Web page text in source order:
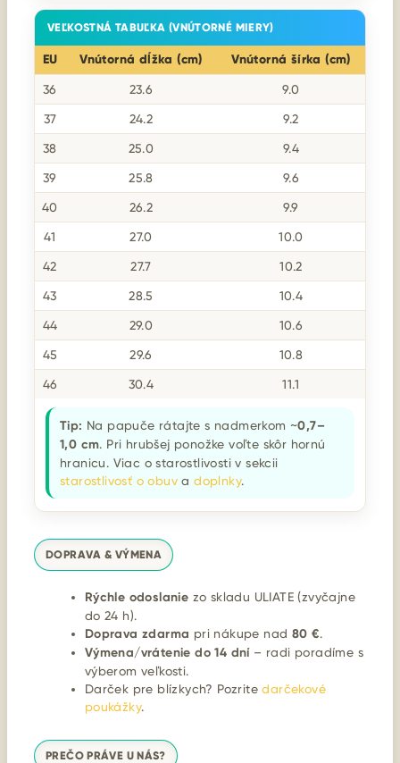
VEĽKOSTNÁ TABUĽKA (VNÚTORNÉ MIERY)
EU Vnútorná dĺžka (cm) Vnútorná šírka (cm)
36 23.6 9.0
37 24.2 9.2
38 25.0 9.4
39 25.8 9.6
40 26.2 9.9
41 27.0 10.0
42 27.7 10.2
43 28.5 10.4
44 29.0 10.6
45 29.6 10.8
46 30.4 11.1
Tip: Na papuče rátajte s nadmerkom ~0,7–
1,0 cm. Pri hrubšej ponožke voľte skôr hornú
hranicu. Viac o starostlivosti v sekcii
starostlivosť o obuv adoplnky.
DOPRAVA & VÝMENA
Rýchle odoslanie zo skladu ULIATE (zvyčajne
do 24 h).
Doprava zdarma pri nákupe nad 80 €.
Výmena/vrátenie do 14 dní– radi poradíme s
výberom veľkosti.
Darček pre blízkych? Pozritedarčekové
poukážky.
PREČO PRÁVE U NÁS?